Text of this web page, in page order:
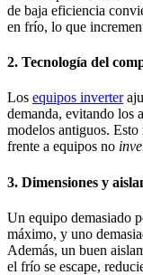
de baja eficiencia
en frío, lo que
2. Tecnología del
Los equipos inverter
demanda, evitando los
modelos antiguos. Esto
frente a equipos no
3. Dimensiones y
Un equipo demasiado
máximo, y uno
Además, un buen
el frío se escape,